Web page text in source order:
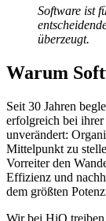
Software ist
überzeugt.
Warum
Seit 30 Jahren
erfolgreich bei
unverändert:
Mittelpunkt zu
Vorreiter den
Effizienz und
dem größten
Wir bei HiQ